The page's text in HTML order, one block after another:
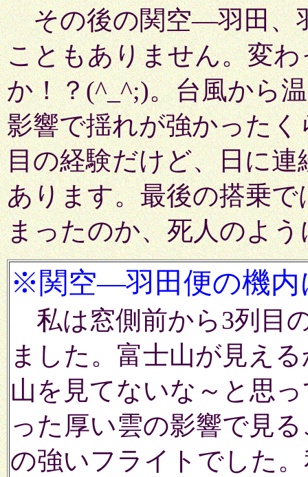
その後の関空―羽田、
こともありません。変
か！？(^_^;)。台風から
影響で揺れが強かった
目の経験だけど、日に
あります。最後の搭乗
まったのか、死人のよ
※関空―羽田便の機内
私は窓側前から3列目
ました。富士山が見え
山を見てないな～と思
った厚い雲の影響で見
の強いフライトでした